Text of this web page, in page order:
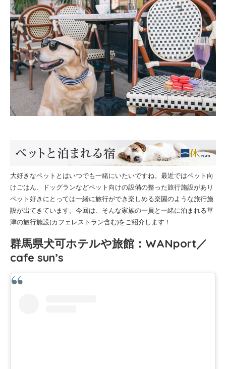
大好きなペットとはいつでも一緒にいたいですね。最近ではペット向
けごはん、ドッグランなどペット向けの設備の整った旅行施設があり
ペット好きにとっては一緒に旅行ができ楽しめる楽園のような旅行施
設が出てきています。今回は、そんな家族の一員と一緒に泊まれる草
津の旅行施設(カフェレストラン含む)をご紹介します！
群馬県犬可ホテルや旅館：WANport／
cafe sun’s